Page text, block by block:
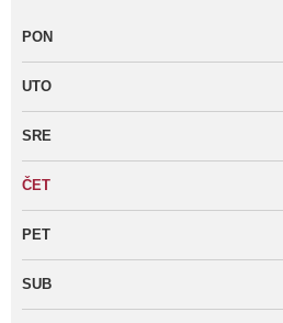
PON
UTO
SRE
ČET
PET
SUB